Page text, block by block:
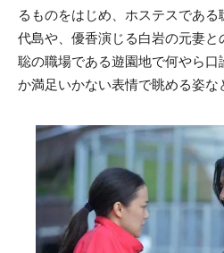
るものをはじめ、ホステスであ
代島や、優香演じる白岩の元妻
聡の職場である遊園地で何やら口
か満足いかない表情で眺める姿な